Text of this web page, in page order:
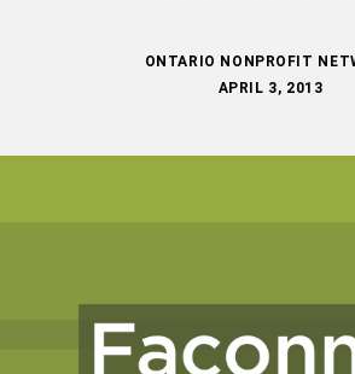
ONTARIO NONPROFIT
APRIL 3, 2013